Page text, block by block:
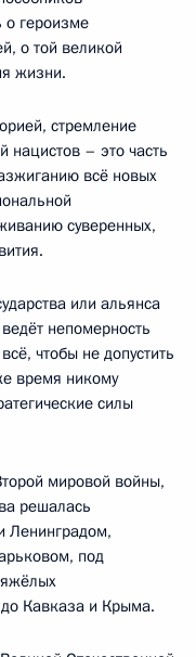
о героизме
о той великой
жизни.
стремление
нацистов – это часть
всё новых
суверенных,
или альянса
непомерность
чтобы не допустить
время никому
силы
мировой войны,
решалась
Ленинградом,
под
Кавказа и Крыма.